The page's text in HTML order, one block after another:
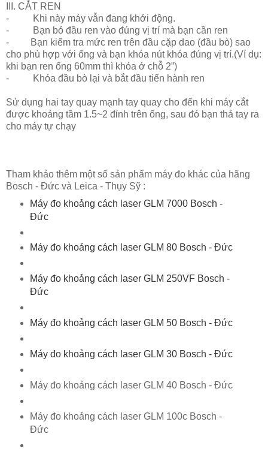
III. CẮT REN
- Khi này máy vẫn đang khởi động.
- Bạn bỏ đầu ren vào đúng vị trí mà bạn cần ren
- Bạn kiểm tra mức ren trên đầu cặp dao (đầu bò) sao
cho phù hợp với ống và bạn khóa nút khóa đúng vị trí.(Ví dụ:
khi bạn ren ống 60mm thì khóa ớ chỗ 2”)
- Khóa đầu bò lại và bắt đầu tiến hành ren
Sử dụng hai tay quay mạnh tay quay cho đến khi máy cắt
được khoảng tầm 1.5~2 đỉnh trên ống, sau đó bạn thả tay ra
cho máy tự chạy
Tham khảo thêm một số sản phẩm máy đo khác của hãng
Bosch - Đức và Leica - Thụy Sỹ :
Máy đo khoảng cách laser GLM 7000 Bosch -
Đức
Máy đo khoảng cách laser GLM 80 Bosch - Đức
Máy đo khoảng cách laser GLM 250VF Bosch -
Đức
Máy đo khoảng cách laser GLM 50 Bosch - Đức
Máy đo khoảng cách laser GLM 30 Bosch - Đức
Máy đo khoảng cách laser GLM 40 Bosch - Đức
Máy đo khoảng cách laser GLM 100c Bosch -
Đức